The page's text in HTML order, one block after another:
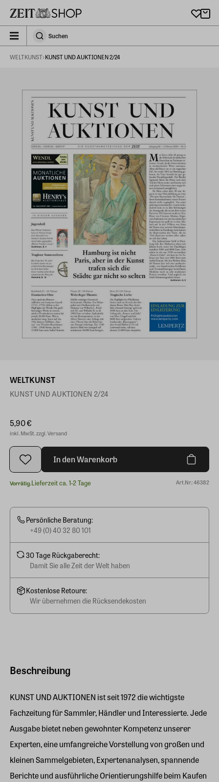
zeit_storefront.components.search.collapsed
SuchenSuchen
WELTKUNST KUNST UND AUKTIONEN 2/24
Beschreibung
KUNST UND AUKTIONEN ist seit 1972 die wichtigste
Fachzeitung für Sammler, Händler und Interessierte. Jede
Ausgabe bietet neben gewohnter Kompetenz unserer
Experten, eine umfangreiche Vorstellung von großen und
kleinen Sammelgebieten, Expertenanalysen, spannende
Berichte und ausführliche Orientierungshilfe beim Kaufen
WELTKUNST
KUNST UND AUKTIONEN 2/24
5,90 €
inkl. MwSt. zzgl. Versand
In den Warenkorb
Vorrätig.Lieferzeit ca. 1-2 Tage Art.Nr.: 46382
Persönliche Beratung:
+49 (0) 40 32 80 101
30 Tage Rückgaberecht:
Damit Sie alle Zeit der Welt haben
Kostenlose Retoure:
Wir übernehmen die Rücksendekosten